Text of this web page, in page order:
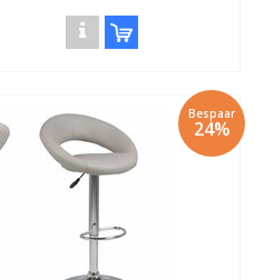
Bespaar
24%